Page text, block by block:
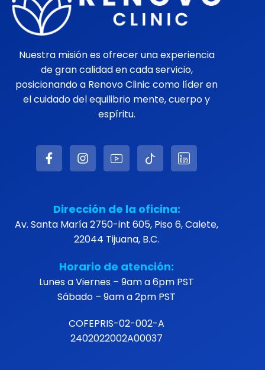
Nuestra misión es ofrecer una experiencia
de gran calidad en cada servicio,
posicionando a Renovo Clinic como líder en
el cuidado del equilibrio mente, cuerpo y
espíritu.
Dirección de la oficina:
Av. Santa María 2750-int 605, Piso 6, Calete,
22044 Tijuana, B.C.
Horario de atención:
Lunes a Viernes – 9am a 6pm PST
Sábado – 9am a 2pm PST
COFEPRIS-02-002-A
2402022002A00037